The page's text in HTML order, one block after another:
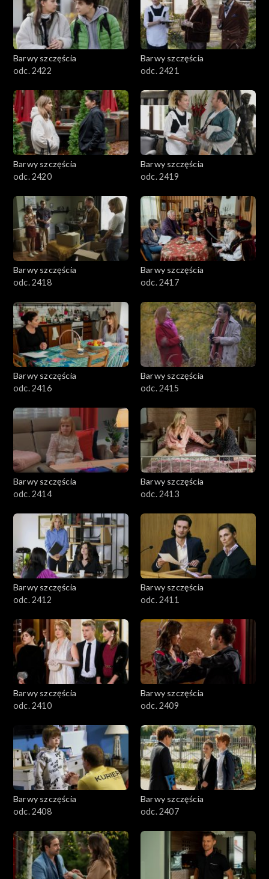
Barwy szczęścia
odc. 2422
Barwy szczęścia
odc. 2421
Barwy szczęścia
odc. 2420
Barwy szczęścia
odc. 2419
Barwy szczęścia
odc. 2418
Barwy szczęścia
odc. 2417
Barwy szczęścia
odc. 2416
Barwy szczęścia
odc. 2415
Barwy szczęścia
odc. 2414
Barwy szczęścia
odc. 2413
Barwy szczęścia
odc. 2412
Barwy szczęścia
odc. 2411
Barwy szczęścia
odc. 2410
Barwy szczęścia
odc. 2409
Barwy szczęścia
odc. 2408
Barwy szczęścia
odc. 2407